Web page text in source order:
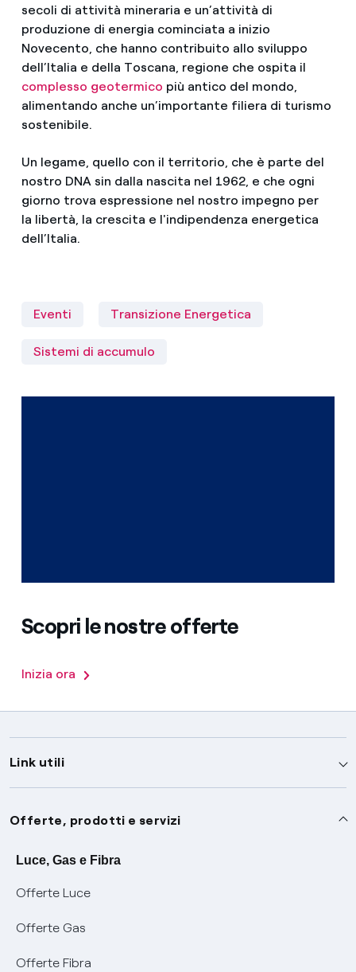
secoli di attività mineraria e un’attività di
produzione di energia cominciata a inizio
Novecento, che hanno contribuito allo sviluppo
dell’Italia e della Toscana, regione che ospita il
complesso geotermico più antico del mondo,
alimentando anche un’importante filiera di turismo
sostenibile.
Un legame, quello con il territorio, che è parte del
nostro DNA sin dalla nascita nel 1962, e che ogni
giorno trova espressione nel nostro impegno per
la libertà, la crescita e l'indipendenza energetica
dell’Italia.
Eventi Transizione Energetica
Sistemi di accumulo
Scopri le nostre offerte
Inizia ora
Link utili
Assistenza
Avvisi
SOS luce e gas
Conciliazioni e risoluzione delle controversie
Negoziazione paritetica
Servizi
Offerte, prodotti e servizi
Luce, Gas e Fibra
Offerte Luce
Offerte Gas
Offerte Fibra